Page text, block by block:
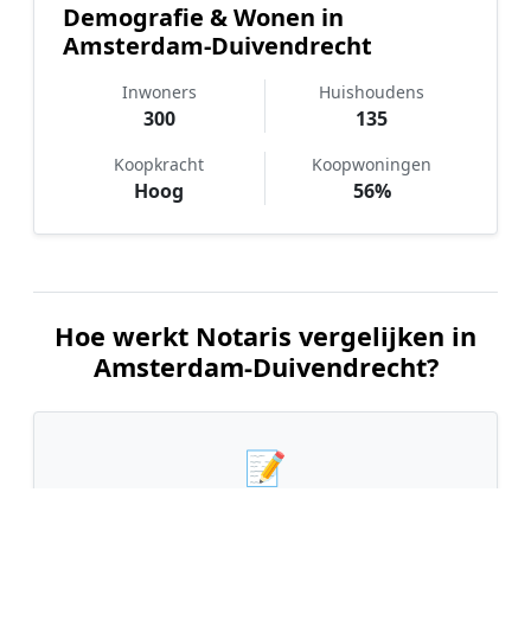
Demografie & Wonen in
Amsterdam-Duivendrecht
Inwoners
300
Huishoudens
135
Koopkracht
Hoog
Koopwoningen
56%
Hoe werkt Notaris vergelijken in
Amsterdam-Duivendrecht?
📝